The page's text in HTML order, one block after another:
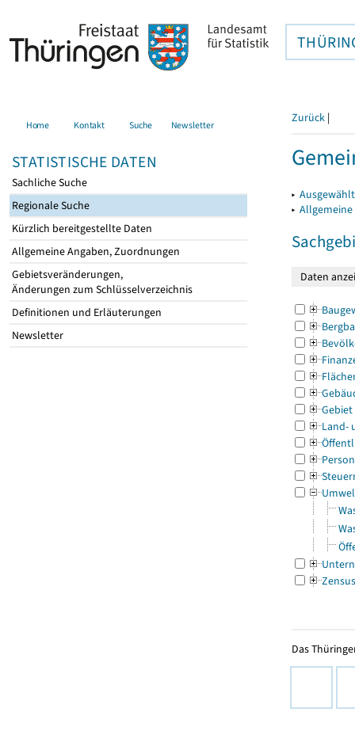
Home Kontakt Suche Newsletter
STATISTISCHE DATEN
Sachliche Suche
Regionale Suche
Kürzlich bereitgestellte Daten
Allgemeine Angaben, Zuordnungen
Gebietsveränderungen,
Änderungen zum Schlüsselverzeichnis
Definitionen und Erläuterungen
Newsletter
Zurück |
▸
▸
Gebiet
Land-
Zensus
Das